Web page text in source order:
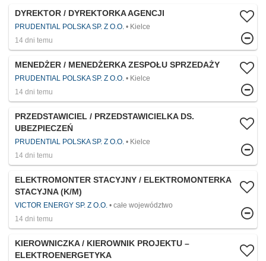
DYREKTOR / DYREKTORKA AGENCJI
PRUDENTIAL POLSKA SP. Z O.O.
Kielce
14 dni temu
MENEDŻER / MENEDŻERKA ZESPOŁU SPRZEDAŻY
PRUDENTIAL POLSKA SP. Z O.O.
Kielce
14 dni temu
PRZEDSTAWICIEL / PRZEDSTAWICIELKA DS.
UBEZPIECZEŃ
PRUDENTIAL POLSKA SP. Z O.O.
Kielce
14 dni temu
ELEKTROMONTER STACYJNY / ELEKTROMONTERKA
STACYJNA (K/M)
VICTOR ENERGY SP. Z O.O.
całe województwo
14 dni temu
KIEROWNICZKA / KIEROWNIK PROJEKTU –
ELEKTROENERGETYKA